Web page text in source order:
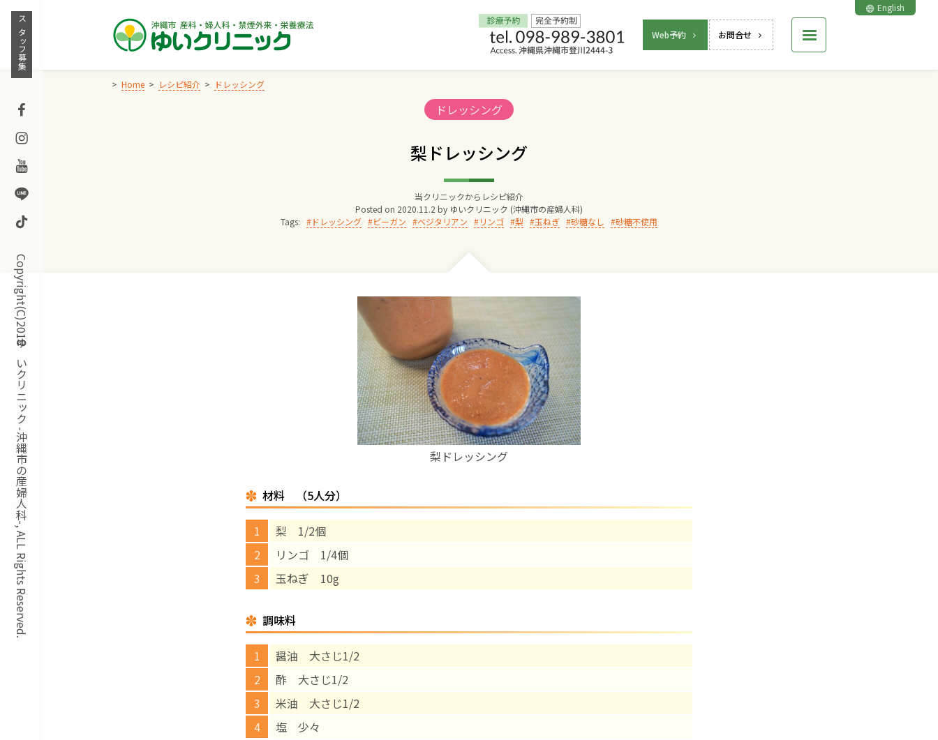
Skip
content
Web予約 お問合せ
English
スタッフ募集
Facebook
Instagram
Youtube
Line
TikTok
Copyright(C)2018ゆいクリニック -沖縄市の産婦人科-, ALL Rights Reserved.
Home レシピ紹介 ドレッシング
Categories:
ドレッシング
梨ドレッシング
当クリニックからレシピ紹介
Posted on 2020.11.2 by ゆいクリニック (沖縄市の産婦人科)
Tags:
ドレッシング ビーガン ベジタリアン リンゴ 梨 玉ねぎ 砂糖なし 砂糖不使用
梨ドレッシング
材料 （5人分）
梨 1/2個
リンゴ 1/4個
玉ねぎ 10g
調味料
醤油 大さじ1/2
酢 大さじ1/2
米油 大さじ1/2
塩 少々
Home
院長からのごあいさつ
ゆいクリニックの経営理念
診療料金
妊婦健診
お産について
親と子の結びつき支援
母乳育児
予防接種
‘さんルーム’ でさまざまな講座・クラス